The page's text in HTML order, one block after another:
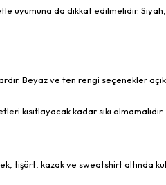
uyumuna da dikkat edilmelidir.
Beyaz ve ten rengi seçenekler
kadar sıkı olmamalıdır.
tişört, kazak ve sweatshirt altında